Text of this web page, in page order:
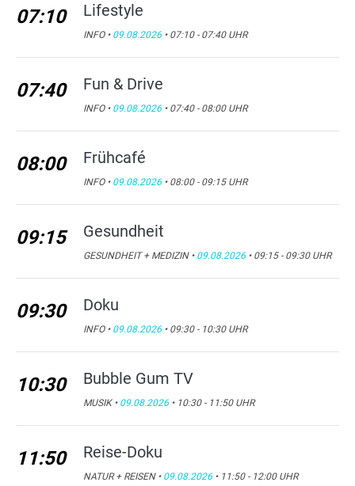
07:10 Lifestyle
INFO • 09.08.2026 • 07:10 - 07:40 UHR
07:40 Fun & Drive
INFO • 09.08.2026 • 07:40 - 08:00 UHR
08:00 Frühcafé
INFO • 09.08.2026 • 08:00 - 09:15 UHR
09:15 Gesundheit
GESUNDHEIT + MEDIZIN • 09.08.2026 • 09:15 - 09:30 UHR
09:30 Doku
INFO • 09.08.2026 • 09:30 - 10:30 UHR
10:30 Bubble Gum TV
MUSIK • 09.08.2026 • 10:30 - 11:50 UHR
11:50 Reise-Doku
NATUR + REISEN • 09.08.2026 • 11:50 - 12:00 UHR